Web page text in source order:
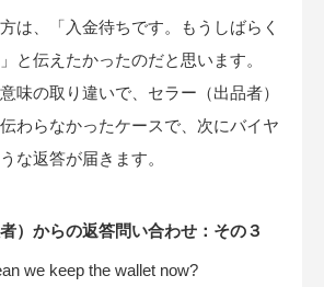
は、「入金待ちです。もうしばらく
と伝えたかったのだと思います。
味の取り違いで、セラー（出品者）
わらなかったケースで、次にバイヤ
な返答が届きます。
）からの返答問い合わせ：その３
we keep the wallet now?